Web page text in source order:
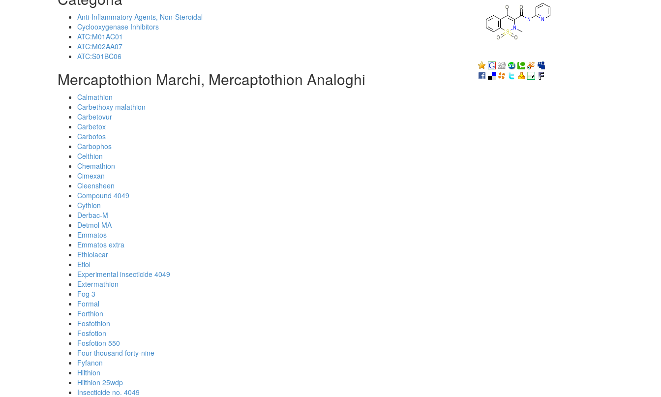
Anti-Inflammatory Agents, Non-Steroidal
Cyclooxygenase Inhibitors
ATC:M01AC01
ATC:M02AA07
ATC:S01BC06
Mercaptothion Marchi, Mercaptothion Analoghi
Calmathion
Carbethoxy malathion
Carbetovur
Carbetox
Carbofos
Carbophos
Celthion
Chemathion
Cimexan
Cleensheen
Compound 4049
Cythion
Derbac-M
Detmol MA
Emmatos
Emmatos extra
Ethiolacar
Etiol
Experimental insecticide 4049
Extermathion
Fog 3
Formal
Forthion
Fosfothion
Fosfotion
Fosfotion 550
Four thousand forty-nine
Fyfanon
Hilthion
Hilthion 25wdp
Insecticide no. 4049